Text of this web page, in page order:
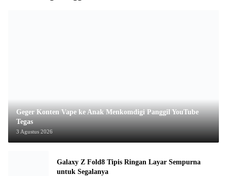
Geger Konten Vape ke Anak Menkomdigi Panggil YouTube
Tegas
3 Agustus 2026
Galaxy Z Fold8 Tipis Ringan Layar Sempurna
untuk Segalanya